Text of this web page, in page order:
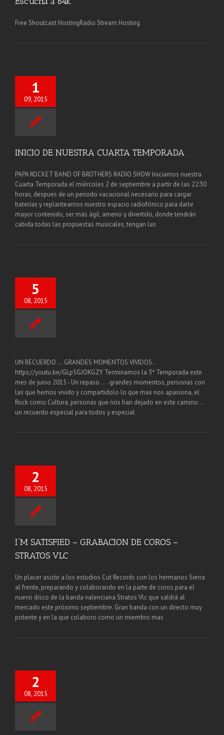
Free Shoutcast HostingRadio Stream Hosting
1
09, 2015
INICIO DE NUESTRA CUARTA TEMPORADA
PAPA ROCKET BAND OF BROTHERS RADIO SHOW Iniciamos nuestra
Cuarta Temporada el miércoles 2 de septiembre a partir de las 22:30
horas, despues de un periodo vacacional necesario para cargar
baterías y replantearnos nuestro espacio radiofónico para darle
mayor contenido, ser más ágil, ameno y divertido, donde tendrán
cabida todas las propuestas musicales, tengan las
5
08, 2015
UN RECUERDO ... GRANDES MOMENTOS VIVIDOS.
https://youtu.be/GLp5GJOKGZY Terminamos la 3ª Temporada este
mes de junio 2015 - Un repaso .... grandes momentos, personas con
las que hemos vivido y compartidolo lo que mas nos apasiona, el
Rock como Cultura, personas que nos han dejado en este camino ..
un recuerdo especial para todos y especial
2
08, 2015
I´M SATISFIED – GRABACION DE COROS –
STRATOS VLC
Un placer asistir a los estudios Cut Records con los hermanos Sierra
al frente, preparando y colaborando en la parte de coros para el
nuevo disco de la banda valenciana Stratos Vlc que saldrá al
mercado este próximo septiembre. Gran banda con un directo muy
potente y en la que colaboro como un miembro mas
2
08, 2015